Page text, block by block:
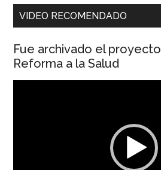
VIDEO RECOMENDADO
Fue archivado el
Reforma a la Salud